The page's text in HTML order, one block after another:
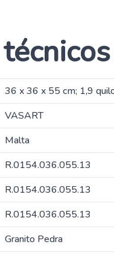
‎36 x 36 x 55 cm; 1,9
‎VASART
‎Malta
‎R.0154.036.055.13
‎R.0154.036.055.13
‎R.0154.036.055.13
‎Granito Pedra